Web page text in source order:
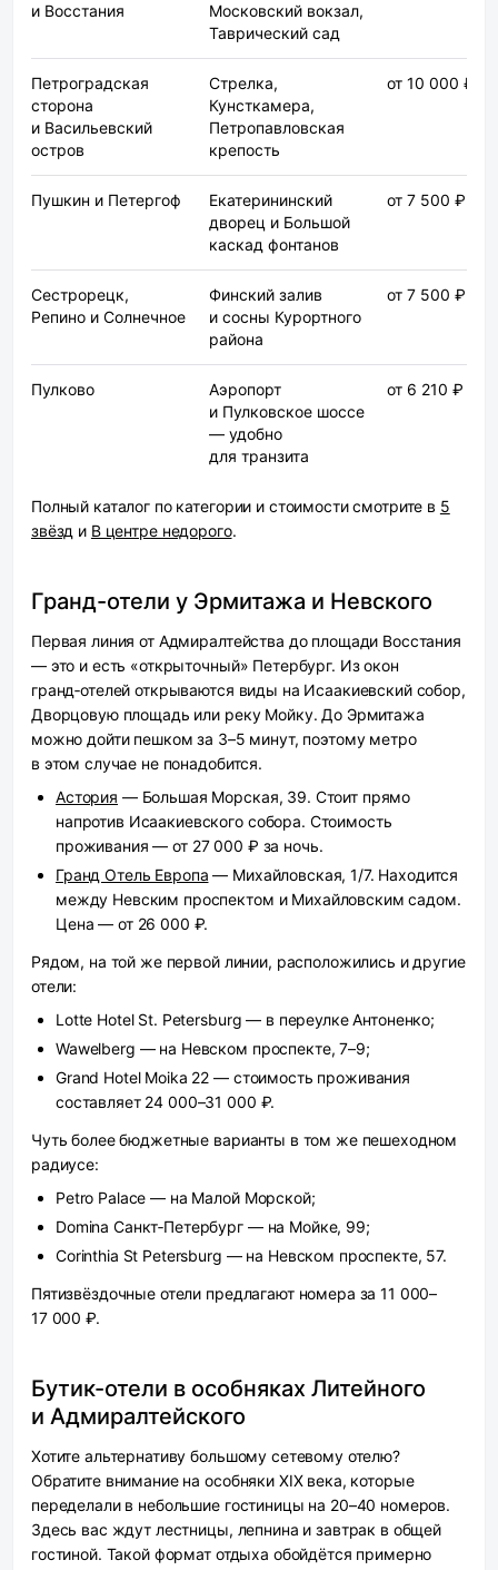
и Восстания
Московский вокзал,
Таврический сад
Петроградская
сторона
и Васильевский
остров
Стрелка,
Кунсткамера,
Петропавловская
крепость
от 10 000 ₽
Пушкин и Петергоф
Екатерининский
дворец и Большой
каскад фонтанов
от 7 500 ₽
Сестрорецк,
Репино и Солнечное
Финский залив
и сосны Курортного
района
от 7 500 ₽
Пулково
Аэропорт
и Пулковское шоссе
— удобно
для транзита
от 6 210 ₽
Полный каталог по категории и стоимости смотрите в 5
звёзд и В центре недорого.
Гранд-отели у Эрмитажа и Невского
Первая линия от Адмиралтейства до площади Восстания
— это и есть «открыточный» Петербург. Из окон
гранд‑отелей открываются виды на Исаакиевский собор,
Дворцовую площадь или реку Мойку. До Эрмитажа
можно дойти пешком за 3–5 минут, поэтому метро
в этом случае не понадобится.
Астория — Большая Морская, 39. Стоит прямо
напротив Исаакиевского собора. Стоимость
проживания — от 27 000 ₽ за ночь.
Гранд Отель Европа — Михайловская, 1/7. Находится
между Невским проспектом и Михайловским садом.
Цена — от 26 000 ₽.
Рядом, на той же первой линии, расположились и другие
отели:
Lotte Hotel St. Petersburg — в переулке Антоненко;
Wawelberg — на Невском проспекте, 7–9;
Grand Hotel Moika 22 — стоимость проживания
составляет 24 000–31 000 ₽.
Чуть более бюджетные варианты в том же пешеходном
радиусе:
Petro Palace — на Малой Морской;
Domina Санкт‑Петербург — на Мойке, 99;
Corinthia St Petersburg — на Невском проспекте, 57.
Пятизвёздочные отели предлагают номера за 11 000–
17 000 ₽.
Бутик-отели в особняках Литейного
и Адмиралтейского
Хотите альтернативу большому сетевому отелю?
Обратите внимание на особняки XIX века, которые
переделали в небольшие гостиницы на 20–40 номеров.
Здесь вас ждут лестницы, лепнина и завтрак в общей
гостиной. Такой формат отдыха обойдётся примерно